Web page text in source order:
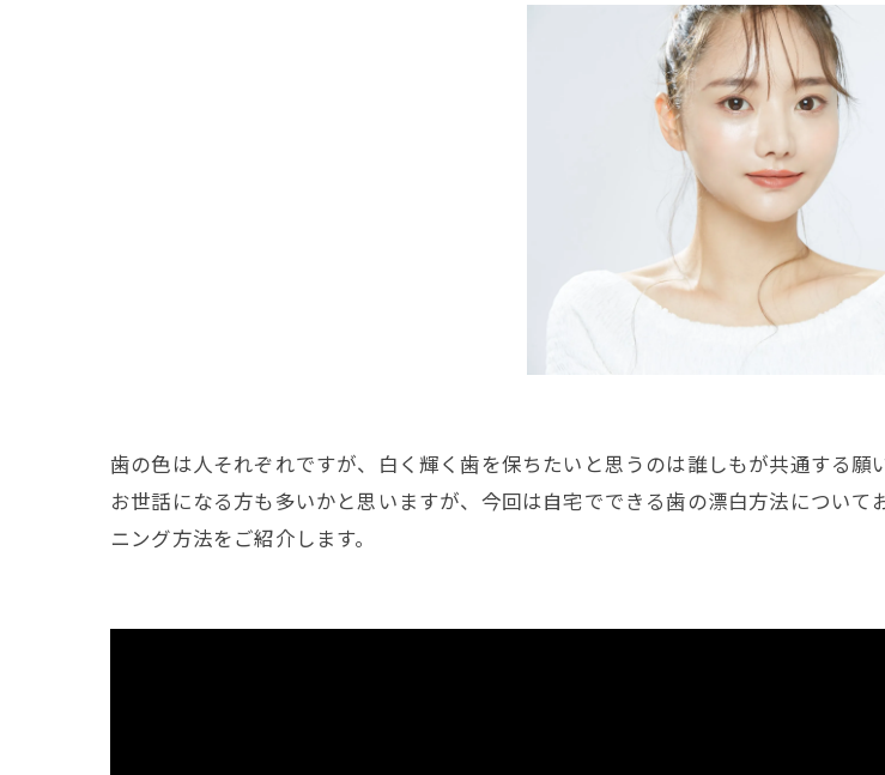
歯の色は人それぞれですが、白く輝く歯を保ちたいと思うのは誰しもが共通する
お世話になる方も多いかと思いますが、今回は自宅でできる歯の漂白方法につい
ニング方法をご紹介します。